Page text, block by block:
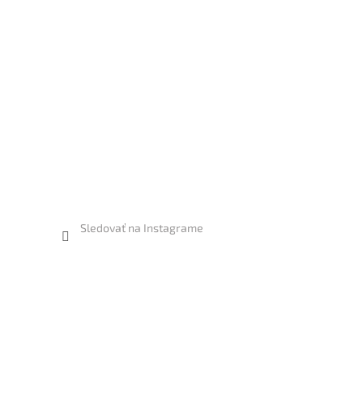
Sledovať na Instagrame